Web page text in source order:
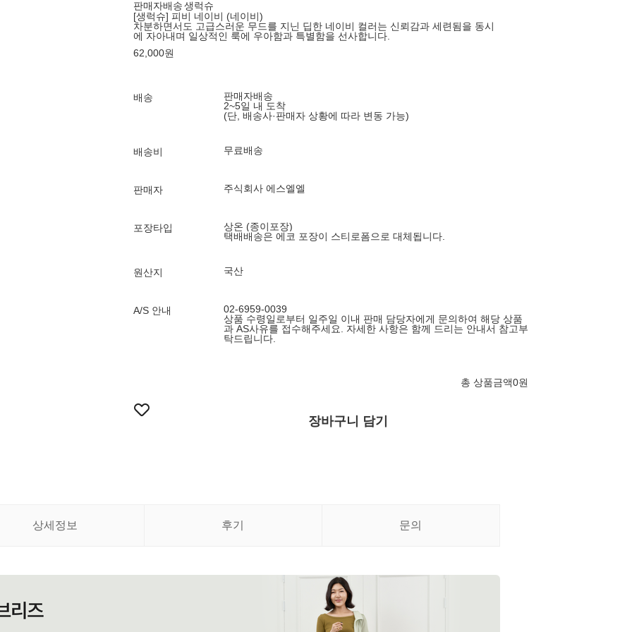
판매자배송생럭슈
[생럭슈] 피비 네이비 (네이비)
차분하면서도 고급스러운 무드를 지닌 딥한 네이비 컬러는 신뢰감과 세련됨을 동시
에 자아내며 일상적인 룩에 우아함과 특별함을 선사합니다.
62,000원
배송
판매자배송
2~5일 내 도착
(단, 배송사·판매자 상황에 따라 변동 가능)
배송비 무료배송
판매자 주식회사 에스엘엘
포장타입
상온 (종이포장)
택배배송은 에코 포장이 스티로폼으로 대체됩니다.
원산지 국산
A/S 안내
02-6959-0039
상품 수령일로부터 일주일 이내 판매 담당자에게 문의하여 해당 상품
과 AS사유를 접수해주세요. 자세한 사항은 함께 드리는 안내서 참고부
탁드립니다.
총 상품금액0원
장바구니 담기
상세정보 후기 문의